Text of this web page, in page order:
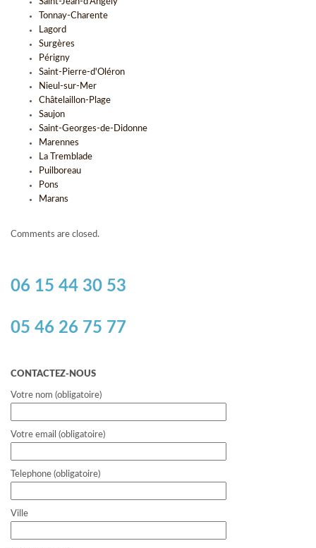
Saint-Jean-d'Angély
Tonnay-Charente
Lagord
Surgères
Périgny
Saint-Pierre-d'Oléron
Nieul-sur-Mer
Châtelaillon-Plage
Saujon
Saint-Georges-de-Didonne
Marennes
La Tremblade
Puilboreau
Pons
Marans
Comments are closed.
06 15 44 30 53
05 46 26 75 77
CONTACTEZ-NOUS
Votre nom (obligatoire)
Votre email (obligatoire)
Telephone (obligatoire)
Ville